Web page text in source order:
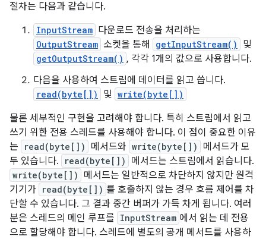
절차는 다음과 같습니다.
InputStream 다운로드 전송을 처리하는
OutputStream 소켓을 통해 getInputStream() 및
getOutputStream() , 각각 1개의 값으로 사용합니다.
다음을 사용하여 스트림에 데이터를 읽고 씁니다.
read(byte[]) 및 write(byte[])
물론 세부적인 구현을 고려해야 합니다. 특히 스트림에서 읽고
쓰기 위한 전용 스레드를 사용해야 합니다. 이 점이 중요한 이유
는
read(byte[]) 메서드와 write(byte[])
메서드가 모
두 있습니다.
read(byte[]) 메서드는 스트림에서 읽습니다.
write(byte[])
메서드는 일반적으로 차단하지 않지만 원격
기기가 read(byte[]) 를 호출하지 않는 경우 흐름 제어를 차
단할 수 있습니다. 그 결과 중간 버퍼가 가득 차게 됩니다. 여러
분은 스레드의 메인 루프를 InputStream 에서 읽는 데 전용
으로 할당해야 합니다. 스레드에 별도의 공개 메서드를 사용하